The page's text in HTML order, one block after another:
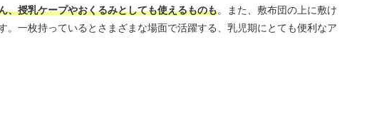
、授乳ケープやおくるみとしても使えるものも。また、敷布団の上に敷け
。一枚持っているとさまざまな場面で活躍する、乳児期にとても便利なア